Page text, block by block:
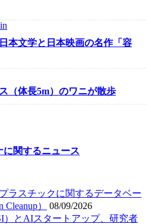
本文学と日本映画の名作「容
（体長5m）のワニが散歩
に関するニュース
ラスチックに関するデータベー
）
08/09/2026
）とAIスタートアップ、研究者